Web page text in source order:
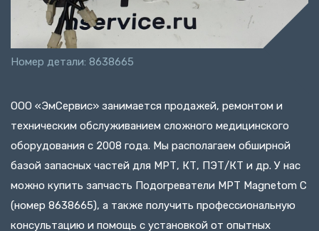
Номер детали: 8638665
ООО «ЭмСервис» занимается продажей, ремонтом и
техническим обслуживанием сложного медицинского
оборудования с 2008 года. Мы располагаем обширной
базой запасных частей для МРТ, КТ, ПЭТ/КТ и др. У нас
можно купить запчасть Подогреватели МРТ Magnetom C
(номер 8638665), а также получить профессиональную
консультацию и помощь с установкой от опытных